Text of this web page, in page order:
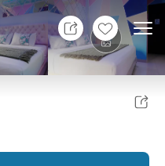
+2
Lokasi Kamar